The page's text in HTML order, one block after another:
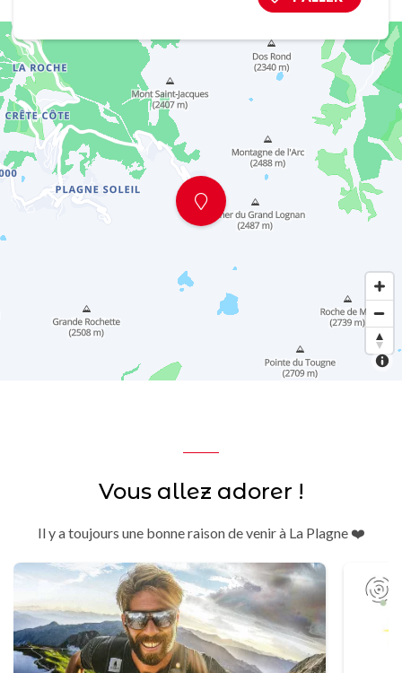
Vous allez adorer !
Il y a toujours une bonne raison de venir à La Plagne ❤️